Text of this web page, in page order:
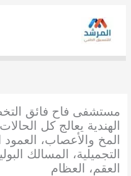
مستشفى فاح فائق
الهندية يعالج كل
المخ والأعصاب،
التجميلية، المسالك
العقم، العظام